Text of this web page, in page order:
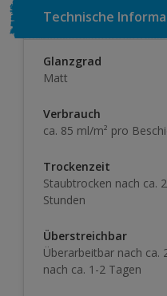
Technische
Glanzgrad
Matt
Verbrauch
ca. 85 ml/m² pro
Trockenzeit
Staubtrocken nach ca.
Stunden
Überstreichbar
Überarbeitbar nach ca.
nach ca. 1-2 Tagen